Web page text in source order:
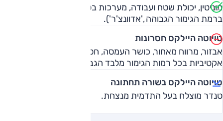
מוניטין, יכולת שטח ועבודה, מערכות בטיחות אקטיביות (רק
ברמת הגימור הגבוהה ,'אדוונצ'ר').
טויוטה היילקס חסרונות
אבזור, מרווח מאחור, כושר העמסה, חסרונן של מערכות בטיחות
אקטיביות בכל רמות הגימור מלבד הגבוהה.
טויוטה היילקס בשורה תחתונה
טנדר מוצלח בעל התדמית מנצחת.